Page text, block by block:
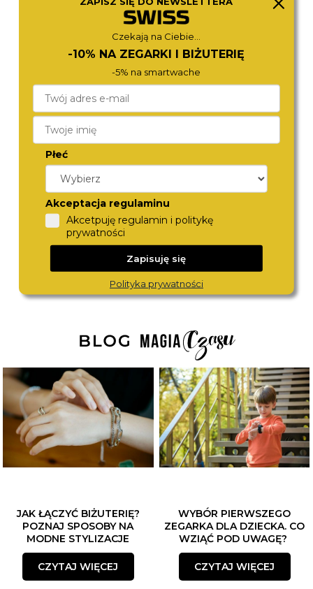
MICHAEL KORS
MK7553
790,-
JAK ŁĄCZYĆ BIŻUTERIĘ?
POZNAJ SPOSOBY NA
MODNE STYLIZACJE
CZYTAJ WIĘCEJ
WYBÓR PIERWSZEGO
ZEGARKA DLA DZIECKA. CO
WZIĄĆ POD UWAGĘ?
CZYTAJ WIĘCEJ
Czekają na Ciebie...
-10% NA ZEGARKI I BIŻUTERIĘ
-5% na smartwache
Płeć
Akceptacja regulaminu
Akcetpuję regulamin i politykę
prywatności
Zapisuję się
Polityka prywatności